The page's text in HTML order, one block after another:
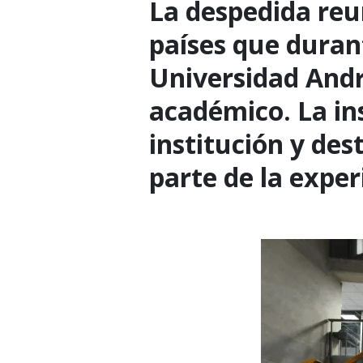
La despedida
países que
Universidad
académico. La
institución y
parte de la